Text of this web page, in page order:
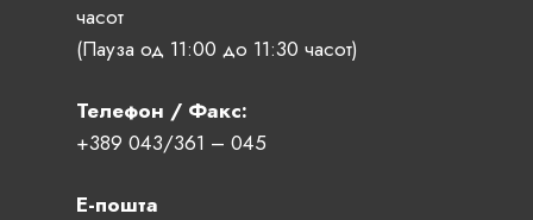
часот
(Пауза од 11:00 до 11:30 часот)
Телефон / Факс:
+389 043/361 – 045
Е-пошта